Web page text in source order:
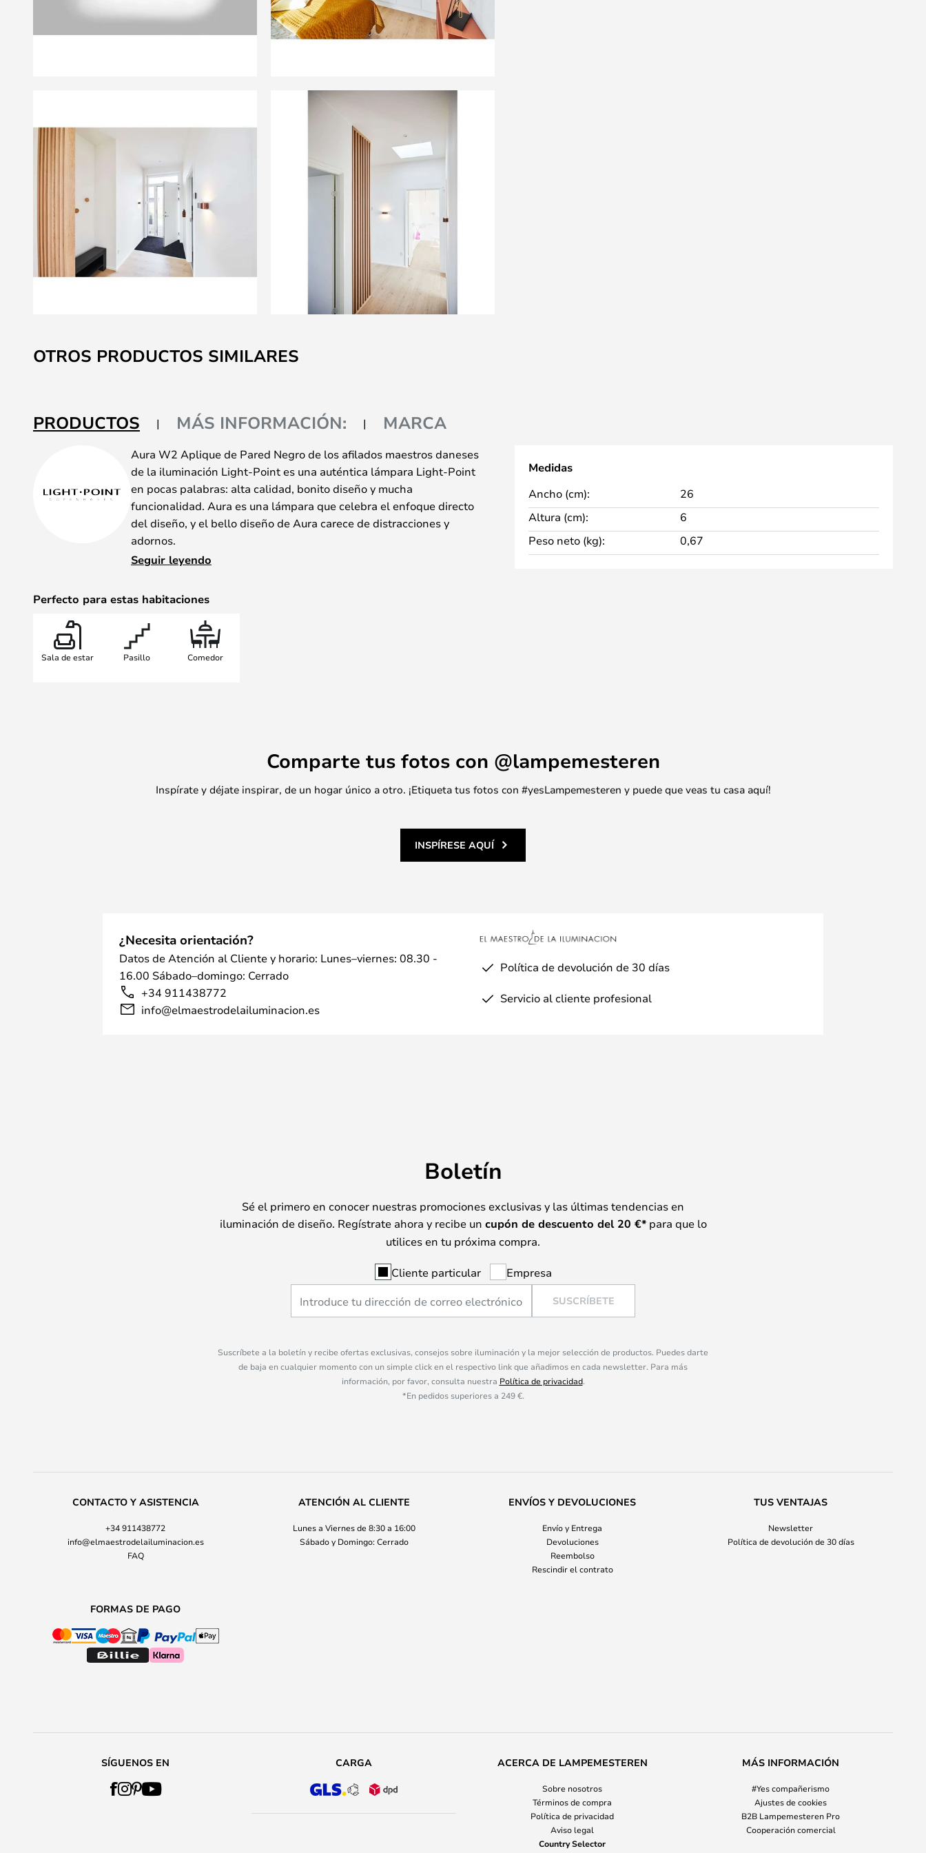
al
comienzo
galería
de
OTROS PRODUCTOS SIMILARES
PRODUCTOS MÁS INFORMACIÓN: MARCA
Aura W2 Aplique de Pared Negro de los afilados maestros daneses
de la iluminación Light-Point es una auténtica lámpara Light-Point
en pocas palabras: alta calidad, bonito diseño y mucha
funcionalidad. Aura es una lámpara que celebra el enfoque directo
del diseño, y el bello diseño de Aura carece de distracciones y
adornos.
Su estructura circular cuelga de la pared sin peso e incorpora una
variantes, y además de apliques con y sin ajuste de temperatura,
salón o el dormitorio de su casa. Sea cual sea su elección, tendrá
garantizada una elegante iluminación de pared durante muchos
años.
Seguir leyendo
Perfecto para estas habitaciones
Sala de estar Pasillo Comedor
Medidas
Ancho (cm):
26
Altura (cm):
6
Peso neto (kg):
0,67
Comparte tus fotos con @lampemesteren
Inspírate y déjate inspirar, de un hogar único a otro. ¡Etiqueta tus fotos con #yesLampemesteren y puede que veas tu casa aquí!
INSPÍRESE AQUÍ
¿Necesita orientación?
Datos de Atención al Cliente y horario: Lunes–viernes: 08.30 -
16.00 Sábado–domingo: Cerrado
+34 911438772
info@elmaestrodelailuminacion.es
Política de devolución de 30 días
Servicio al cliente profesional
Boletín
Sé el primero en conocer nuestras promociones exclusivas y las últimas tendencias en
iluminación de diseño. Regístrate ahora y recibe un cupón de descuento del 20 €*para que lo
utilices en tu próxima compra.
Cliente particular Empresa
SUSCRÍBETE
Suscríbete a la boletín y recibe ofertas exclusivas, consejos sobre iluminación y la mejor selección de productos. Puedes darte
de baja en cualquier momento con un simple click en el respectivo link que añadimos en cada newsletter. Para más
información, por favor, consulta nuestra Política de privacidad.
*En pedidos superiores a 249 €.
CONTACTO Y ASISTENCIA
+34 911438772
info@elmaestrodelailuminacion.es
FAQ
ATENCIÓN AL CLIENTE
Lunes a Viernes de 8:30 a 16:00
Sábado y Domingo: Cerrado
ENVÍOS Y DEVOLUCIONES
Envío y Entrega
Devoluciones
Reembolso
Rescindir el contrato
TUS VENTAJAS
Newsletter
Política de devolución de 30 días
FORMAS DE PAGO
SÍGUENOS EN CARGA ACERCA DE LAMPEMESTEREN
Sobre nosotros
Términos de compra
Política de privacidad
Aviso legal
Country Selector
MÁS INFORMACIÓN
#Yes compañerismo
Ajustes de cookies
B2B Lampemesteren Pro
Cooperación comercial